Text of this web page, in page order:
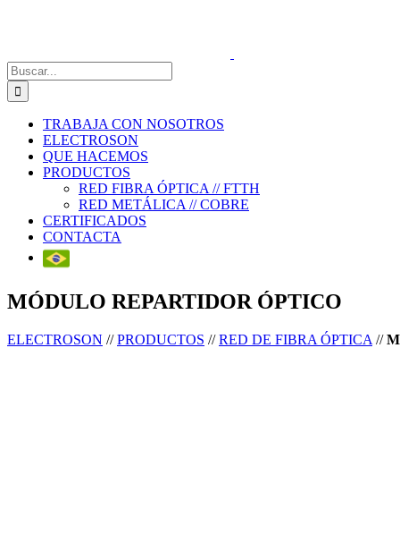
Buscar:
TRABAJA CON NOSOTROS
ELECTROSON
QUE HACEMOS
PRODUCTOS
RED FIBRA ÓPTICA // FTTH
RED METÁLICA // COBRE
CERTIFICADOS
CONTACTA
MÓDULO REPARTIDOR ÓPTICO
ELECTROSON //PRODUCTOS //RED DE FIBRA ÓPTICA //